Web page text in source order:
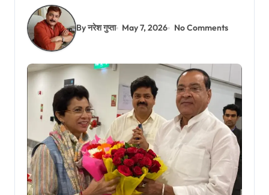
By नरेश गुप्ता May 7, 2026 No Comments